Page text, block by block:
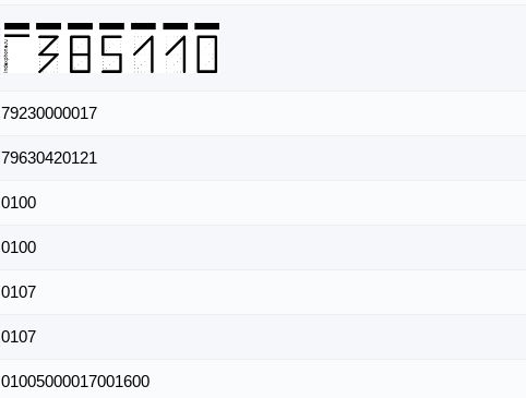
79230000017
79630420121
0100
0100
0107
0107
01005000017001600